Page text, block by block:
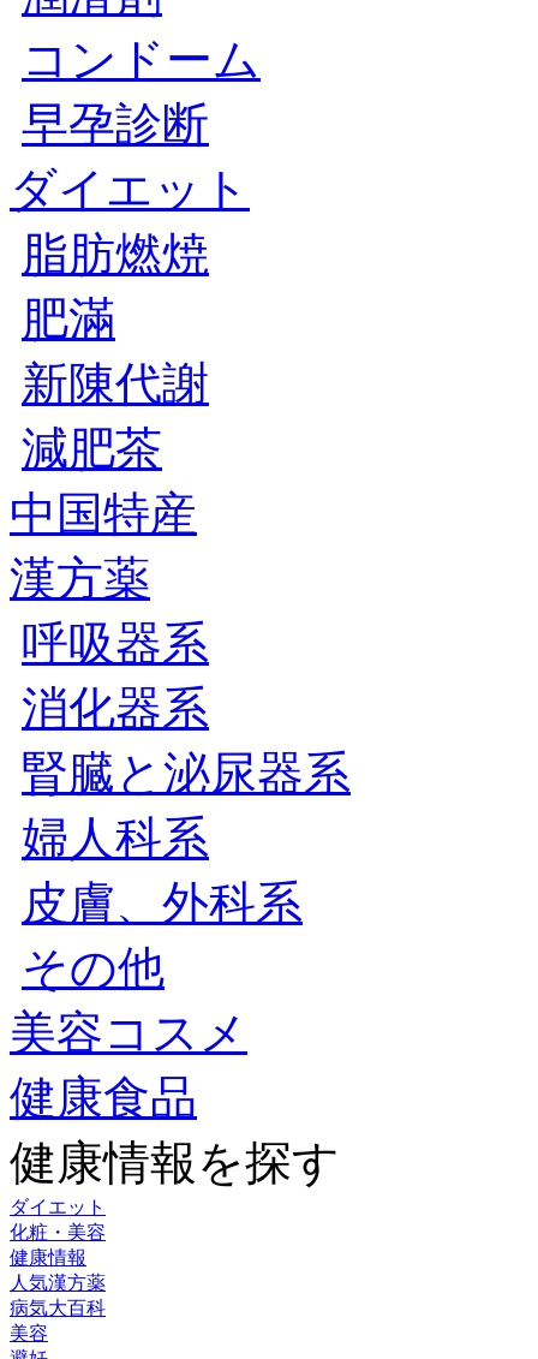
コンドーム
早孕診断
ダイエット
脂肪燃焼
肥滿
新陳代謝
減肥茶
中国特産
漢方薬
呼吸器系
消化器系
腎臓と泌尿器系
婦人科系
皮膚、外科系
その他
美容コスメ
健康食品
健康情報を探す
ダイエット
化粧・美容
健康情報
人気漢方薬
病気大百科
美容